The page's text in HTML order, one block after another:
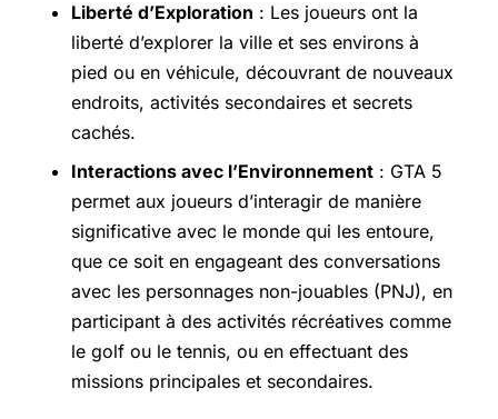
Liberté d’Exploration : Les joueurs ont la
liberté d’explorer la ville et ses environs à
pied ou en véhicule, découvrant de nouveaux
endroits, activités secondaires et secrets
cachés.
Interactions avec l’Environnement : GTA 5
permet aux joueurs d’interagir de manière
significative avec le monde qui les entoure,
que ce soit en engageant des conversations
avec les personnages non-jouables (PNJ), en
participant à des activités récréatives comme
le golf ou le tennis, ou en effectuant des
missions principales et secondaires.